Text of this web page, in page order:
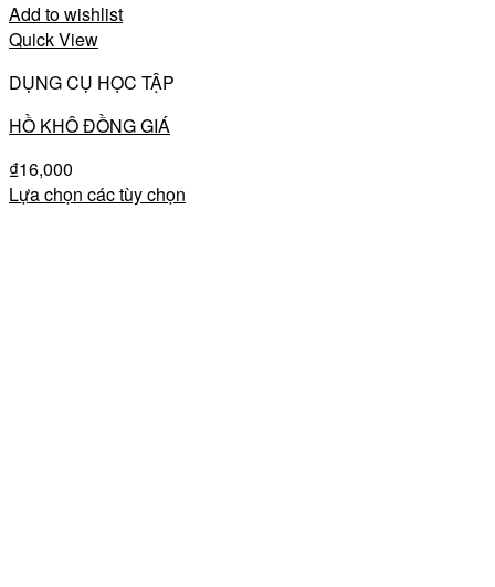
Add to wishlist
Quick View
DỤNG CỤ HỌC TẬP
HỒ KHÔ ĐỒNG GIÁ
₫16,000
Lựa chọn các tùy chọn